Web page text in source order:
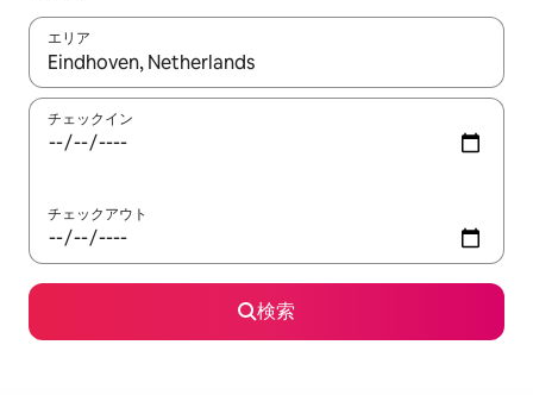
エリア
検索結果が表示されたら、上下の矢印キーを使って移動するか
チェックイン
チェックアウト
検索